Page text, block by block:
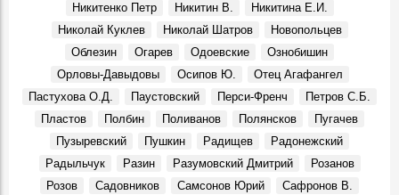
Судьба кавалера. Князь Сергей Михайлович Баратаев
Герои, 21 Октября 1861
От Дворца бракосочетаний до Дома техники
Димитровградскому драматическому театру им. А. Н.
Места, 28 Марта 2026
Презентовали новую книгу краеведа Петра Ермошина
«Село Юлово и его окрестности»
События, 24 Марта 2026
Никитенко Петр
Никитин В.
Никитина Е.И.
Николай Куклев
Николай Шатров
Новопольцев
Облезин
Огарев Одоевские
Ознобишин
Орловы-Давыдовы
Осипов Ю.
Отец Агафангел
Пастухова О.Д.
Паустовский Перси-Френч
Петров С.Б.
Пластов
Полбин Поливанов Полянсков
Пугачев
Пузыревский
Пушкин Радищев
Радонежский
Радыльчук
Разин Разумовский Дмитрий
Розанов
Розов
Садовников Самсонов Юрий
Сафронов В.